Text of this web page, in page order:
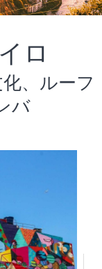
ロ
、ルーフ
バ